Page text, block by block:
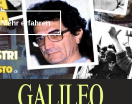
Mehr erfahren